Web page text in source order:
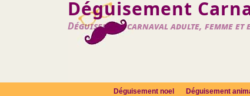
Déguisement
Déguisement carnaval adulte, femme et
Déguisement noel Déguisement